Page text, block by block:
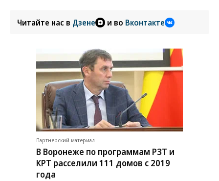
Читайте нас в Дзене и во Вконтакте
Партнерский материал
В Воронеже по программам РЗТ и
КРТ расселили 111 домов с 2019
года